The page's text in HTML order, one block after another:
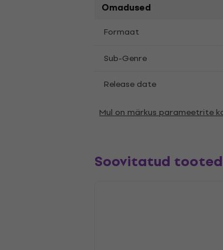
Omadused
Formaat
Sub-Genre
Release date
Mul on märkus parameetrite
Soovitatud tooted